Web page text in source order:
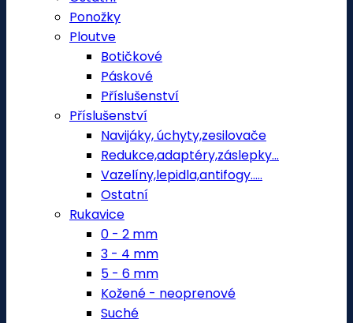
Ponožky
Ploutve
Botičkové
Páskové
Příslušenství
Příslušenství
Navijáky, úchyty,zesilovače
Redukce,adaptéry,záslepky...
Vazelíny,lepidla,antifogy.....
Ostatní
Rukavice
0 - 2 mm
3 - 4 mm
5 - 6 mm
Kožené - neoprenové
Suché